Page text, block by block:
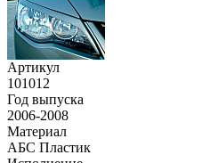
Артикул
101012
Год выпуска
2006-2008
Материал
АБС Пластик